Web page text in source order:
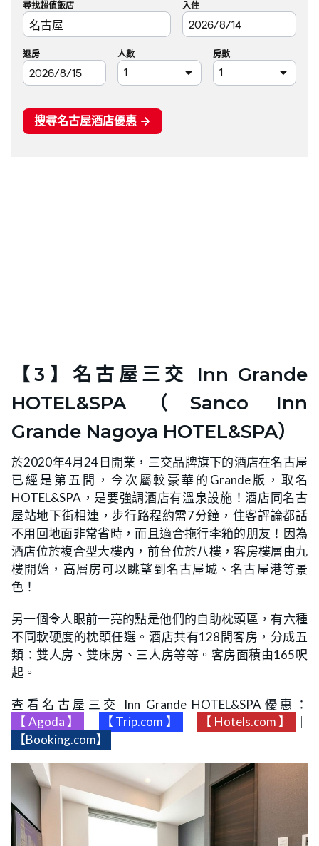
【3】名古屋三交 Inn Grande
HOTEL&SPA（Sanco Inn
Grande Nagoya HOTEL&SPA）
於2020年4月24日開業，三交品牌旗下的酒店在名古屋
已經是第五間，今次屬較豪華的Grande版，取名
HOTEL&SPA，是要強調酒店有溫泉設施！酒店同名古
屋站地下街相連，步行路程約需7分鐘，住客評論都話
不用回地面非常省時，而且適合拖行李箱的朋友！因為
酒店位於複合型大樓內，前台位於八樓，客房樓層由九
樓開始，高層房可以眺望到名古屋城、名古屋港等景
色！
另一個令人眼前一亮的點是他們的自助枕頭區，有六種
不同軟硬度的枕頭任選。酒店共有128間客房，分成五
類：雙人房、雙床房、三人房等等。客房面積由165呎
起。
查看名古屋三交 Inn Grande HOTEL&SPA優惠：
【Agoda】
【Trip.com】 【Hotels.com】
【Booking.com】